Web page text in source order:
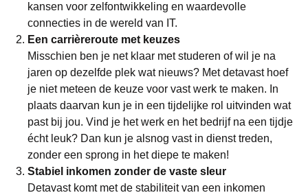
kansen voor zelfontwikkeling en waardevolle
connecties in de wereld van IT.
Een carrièreroute met keuzes
Misschien ben je net klaar met studeren of wil je na
jaren op dezelfde plek wat nieuws? Met detavast hoef
je niet meteen de keuze voor vast werk te maken. In
plaats daarvan kun je in een tijdelijke rol uitvinden wat
past bij jou. Vind je het werk en het bedrijf na een tijdje
écht leuk? Dan kun je alsnog vast in dienst treden,
zonder een sprong in het diepe te maken!
Stabiel inkomen zonder de vaste sleur
Detavast komt met de stabiliteit van een inkomen